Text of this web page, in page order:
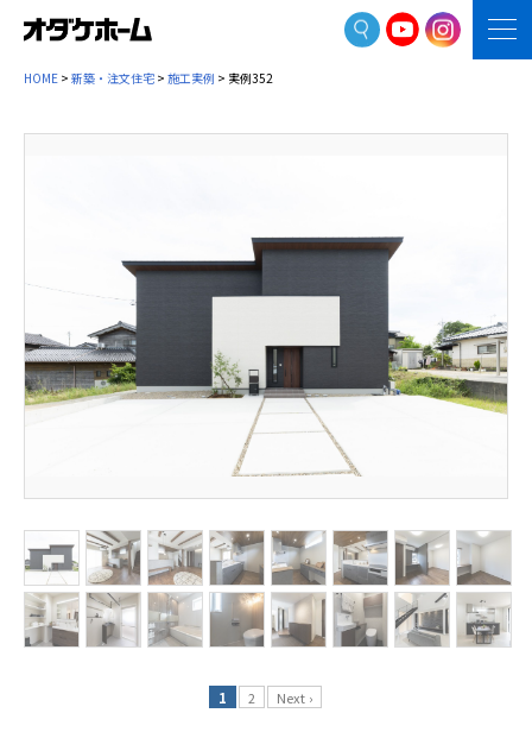
HOME > 新築・注文住宅 > 施工実例 > 実例352
1 2 Next ›